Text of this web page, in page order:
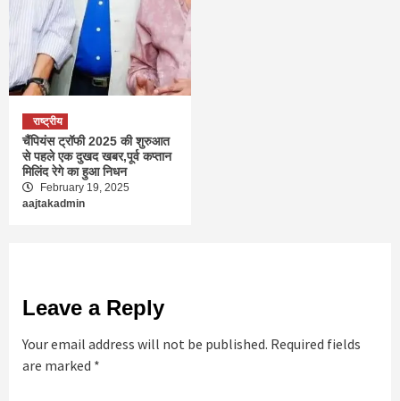
राष्ट्रीय
चैंपियंस ट्रॉफी 2025 की शुरुआत
से पहले एक दुखद खबर,पूर्व कप्तान
मिलिंद रेगे का हुआ निधन
February 19, 2025
aajtakadmin
Leave a Reply
Your email address will not be published. Required fields
are marked *